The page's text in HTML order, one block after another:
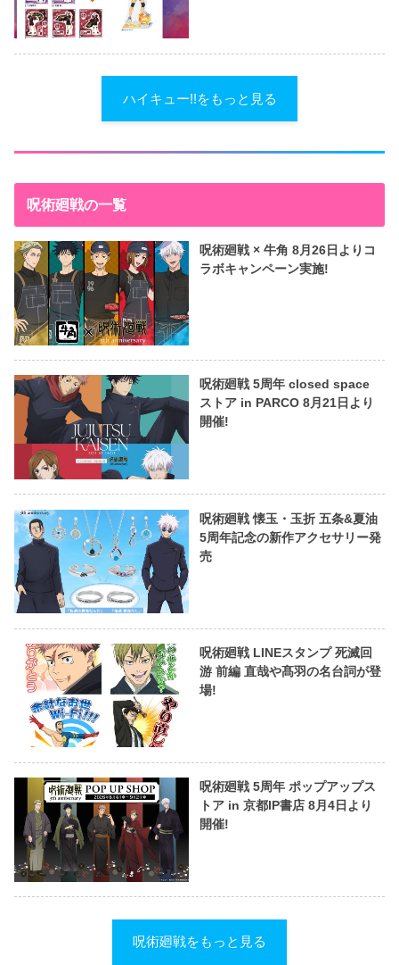
ハイキュー!!をもっと見る
呪術廻戦の一覧
呪術廻戦 × 牛角 8月26日よりコ
ラボキャンペーン実施!
呪術廻戦 5周年 closed space
ストア in PARCO 8月21日より
開催!
呪術廻戦 懐玉・玉折 五条&夏油
5周年記念の新作アクセサリー発
売
呪術廻戦 LINEスタンプ 死滅回
游 前編 直哉や髙羽の名台詞が登
場!
呪術廻戦 5周年 ポップアップス
トア in 京都IP書店 8月4日より
開催!
呪術廻戦をもっと見る